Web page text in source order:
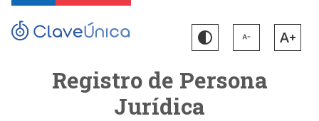
Registro de Persona
Jurídica